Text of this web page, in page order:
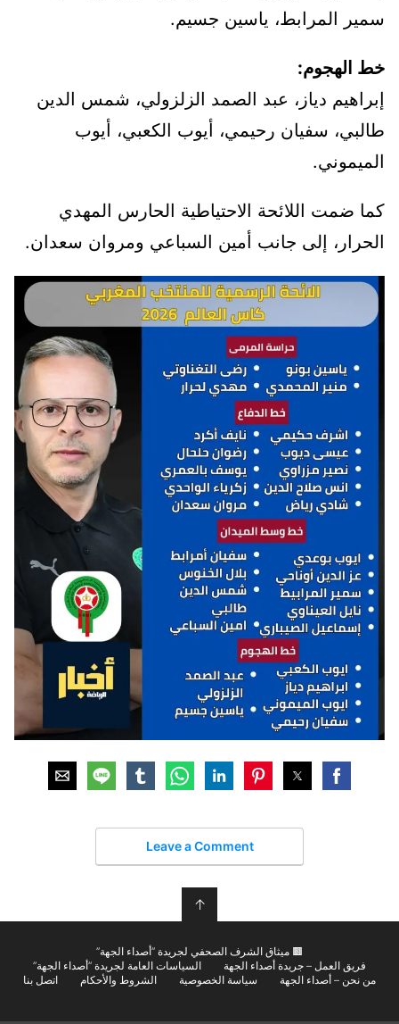
سمير المرابط، ياسين جسيم.
خط الهجوم:
إبراهيم دياز، عبد الصمد الزلزولي، شمس الدين
طالبي، سفيان رحيمي، أيوب الكعبي، أيوب
الميموني.
كما ضمت اللائحة الاحتياطية الحارس المهدي
الحرار، إلى جانب أمين السباعي ومروان سعدان.
Leave a Comment
↑
🟫 ميثاق الشرف الصحفي لجريدة “أصداء الجهة”
فريق العمل – جريدة أصداء الجهة
السياسات العامة لجريدة “أصداء الجهة”
من نحن – أصداء الجهة
سياسة الخصوصية الشروط والأحكام اتصل بنا